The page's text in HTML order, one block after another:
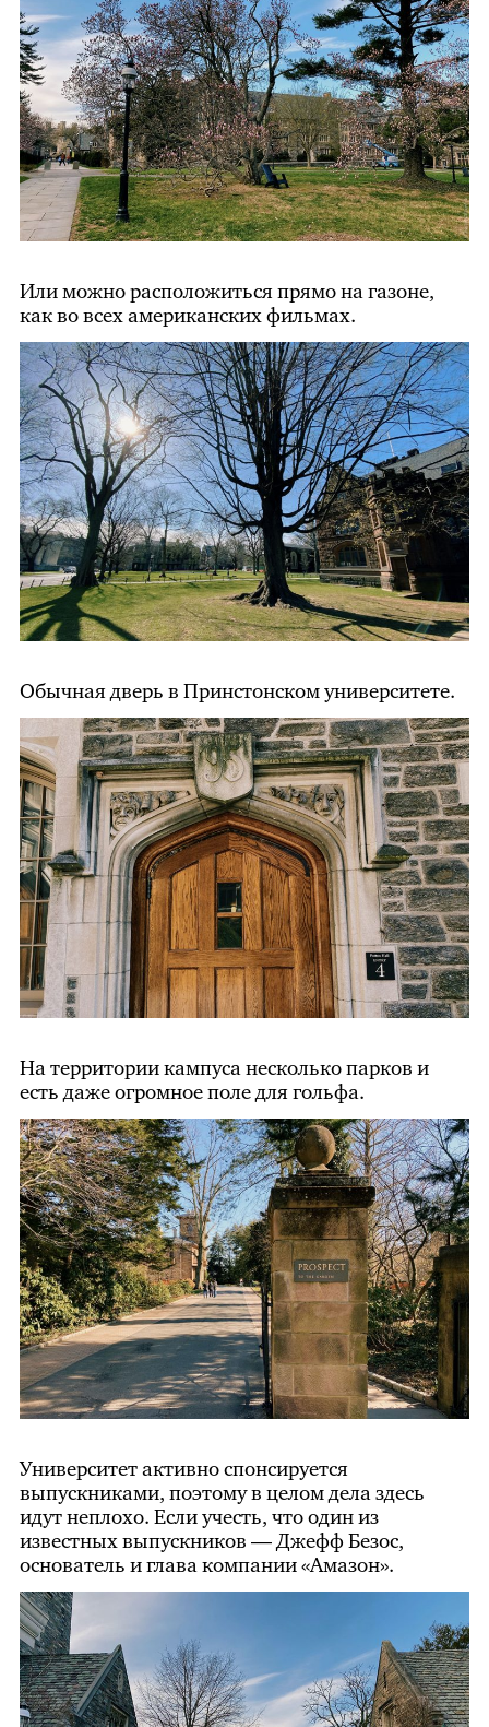
Или можно расположиться прямо на газоне,
как во всех американских фильмах.
Обычная дверь в Принстонском университете.
На территории кампуса несколько парков и
есть даже огромное поле для гольфа.
Университет активно спонсируется
выпускниками, поэтому в целом дела здесь
идут неплохо. Если учесть, что один из
известных выпускников — Джефф Безос,
основатель и глава компании «Амазон».